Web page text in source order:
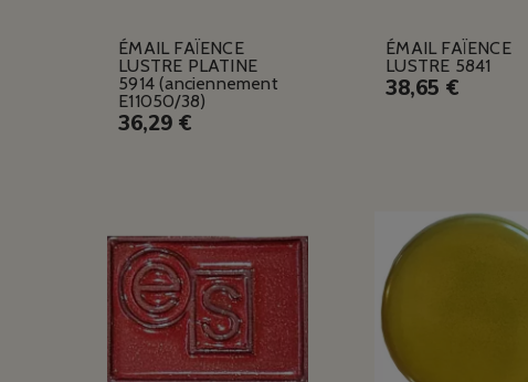
ÉMAIL FAÏENCE
LUSTRE PLATINE
5914 (anciennement
E11050/38)
36,29 €
ÉMAIL FAÏENCE
LUSTRE 5841
38,65 €